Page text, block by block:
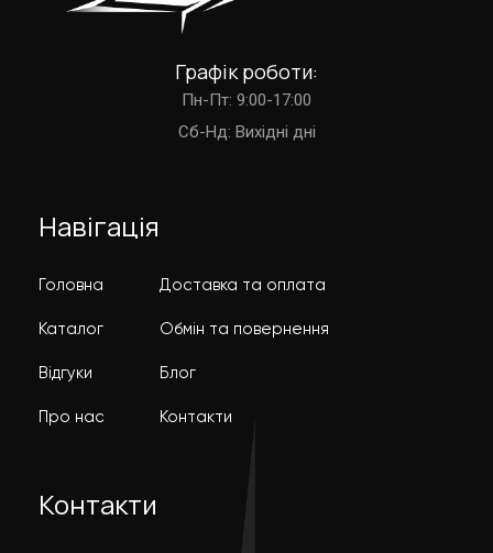
Графік роботи:
Пн-Пт: 9:00-17:00
Cб-Нд: Вихідні дні
Навігація
Головна
Каталог
Відгуки
Про нас
Доставка та оплата
Обмін та повернення
Блог
Контакти
Контакти